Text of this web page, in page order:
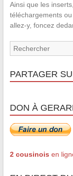
Ainsi que les
téléchargements
allez-y, foncez
PARTAGER
DON À
2 cousinois en